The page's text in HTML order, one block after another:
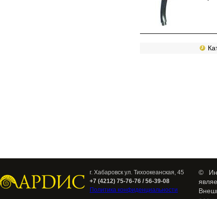
г. Хабаровск ул. Тихоокеанская, 45
+7 (4212) 75-76-76 / 56-39-08
Политика конфиденциальности
©